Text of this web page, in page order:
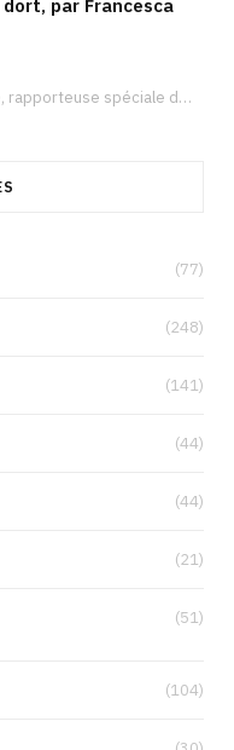
par Francesca
Francesca Albanese, rapporteuse spéciale de l’ONU sur les territoires palestiniens occupés, était à Tunis pour…
(77)
(248)
(141)
(44)
(44)
(21)
(51)
(104)